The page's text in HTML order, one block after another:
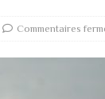
Commentaires